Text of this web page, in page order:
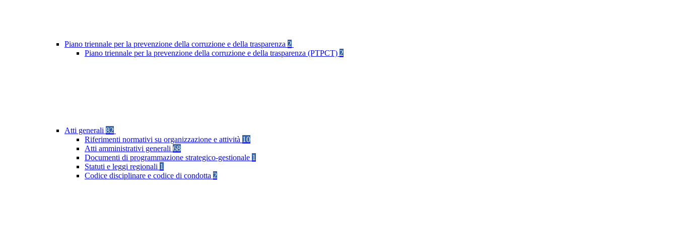
Piano triennale per la prevenzione della corruzione e della trasparenza 2
Piano triennale per la prevenzione della corruzione e della trasparenza (PTPCT) 2
Atti generali 82
Riferimenti normativi su organizzazione e attività 10
Atti amministrativi generali 68
Documenti di programmazione strategico-gestionale 1
Statuti e leggi regionali 1
Codice disciplinare e codice di condotta 2